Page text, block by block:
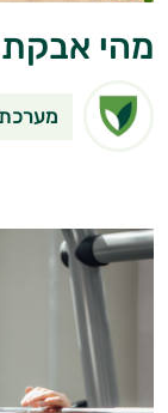
מהי אבקת